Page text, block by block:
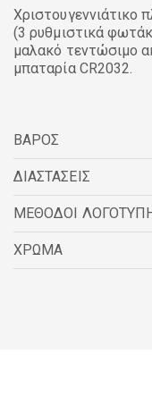
Χριστουγεννιάτικο
(3 ρυθμιστικά
μαλακό τεντώσιμο
μπαταρία CR2032.
ΒΑΡΟΣ
ΔΙΑΣΤΑΣΕΙΣ
ΜΕΘΟΔΟΙ
ΧΡΩΜΑ